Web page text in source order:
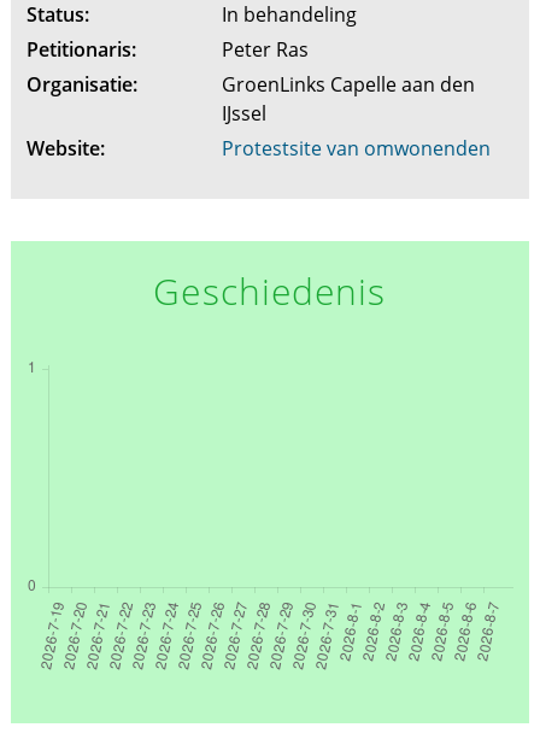
Status:
In behandeling
Petitionaris:
Peter Ras
Organisatie:
GroenLinks Capelle aan den
IJssel
Website:
Protestsite van omwonenden
Geschiedenis